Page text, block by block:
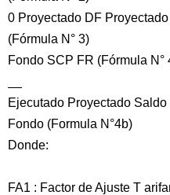
0 Proyectado DF
(Fórmula N° 3)
Fondo SCP FR (Fórmula N°
Ejecutado Proyectado
Fondo (Formula N°4b)
Donde:
FA1 : Factor de Ajuste T